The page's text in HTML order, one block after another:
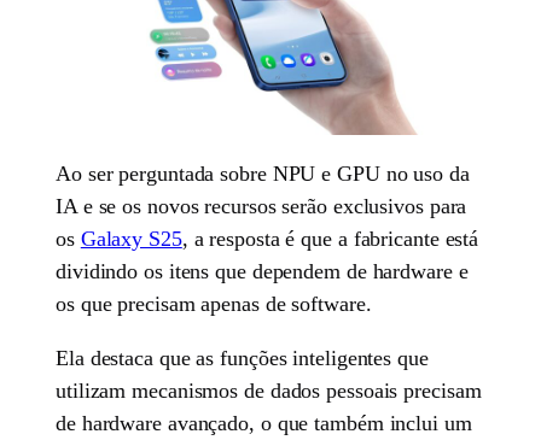
Ao ser perguntada sobre NPU e GPU no uso da
IA e se os novos recursos serão exclusivos para
os Galaxy S25, a resposta é que a fabricante está
dividindo os itens que dependem de hardware e
os que precisam apenas de software.
Ela destaca que as funções inteligentes que
utilizam mecanismos de dados pessoais precisam
de hardware avançado, o que também inclui um